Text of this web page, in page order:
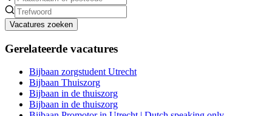
Vacatures zoeken
Gerelateerde vacatures
Bijbaan zorgstudent Utrecht
Bijbaan Thuiszorg
Bijbaan in de thuiszorg
Bijbaan in de thuiszorg